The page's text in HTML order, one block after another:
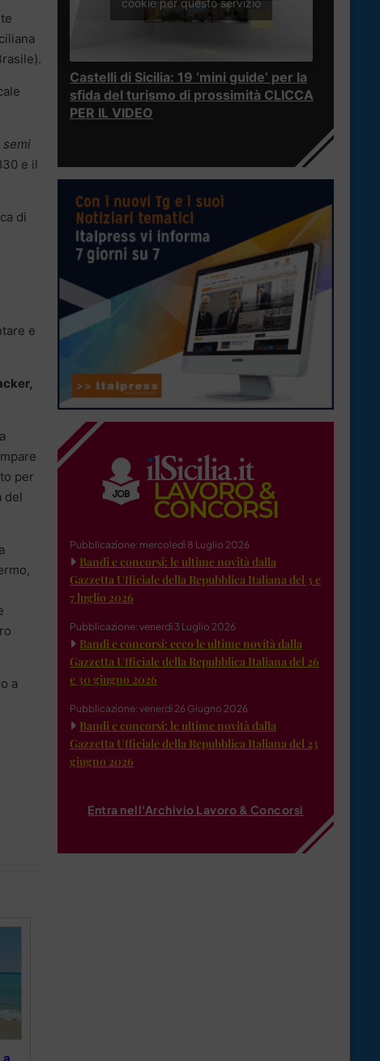
semi
e il
di
e
per
del
a
Castelli di Sicilia: 19 ‘mini guide’ per la
sfida del turismo di prossimità CLICCA
PER IL VIDEO
Pubblicazione: mercoledì 8 Luglio 2026
Bandi e concorsi: le ultime novità dalla
Gazzetta Ufficiale della Repubblica Italiana del 3 e
7 luglio 2026
Pubblicazione: venerdì 3 Luglio 2026
Bandi e concorsi: ecco le ultime novità dalla
Gazzetta Ufficiale della Repubblica Italiana del 26
e 30 giugno 2026
Pubblicazione: venerdì 26 Giugno 2026
Bandi e concorsi: le ultime novità dalla
Gazzetta Ufficiale della Repubblica Italiana del 23
giugno 2026
Entra nell'Archivio Lavoro & Concorsi